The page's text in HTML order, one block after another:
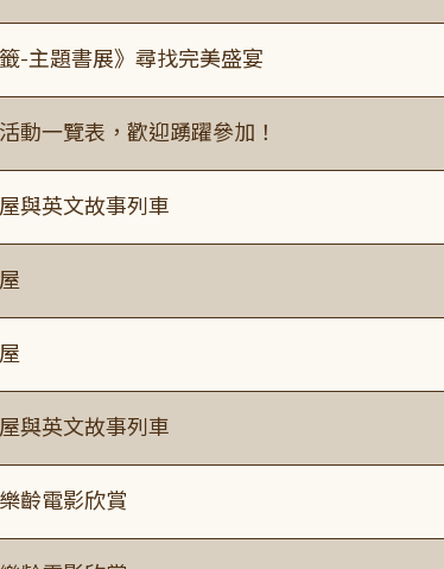
-主題書展》尋找完美盛宴
動一覽表，歡迎踴躍參加！
與英文故事列車
與英文故事列車
齡電影欣賞